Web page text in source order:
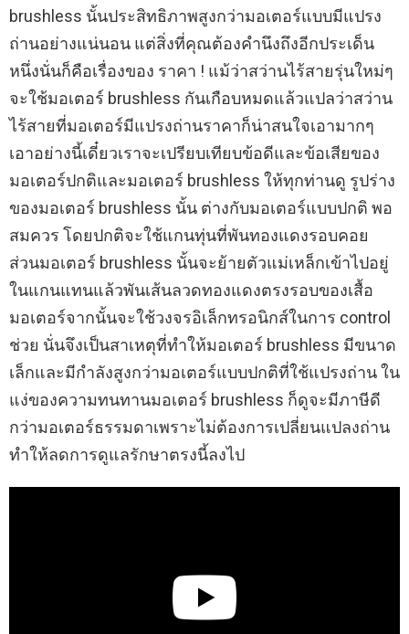
brushless นั้นประสิทธิภาพสูงกว่ามอเตอร์แบบมีแปรง
ถ่านอย่างแน่นอน แต่สิ่งที่คุณต้องคำนึงถึงอีกประเด็น
หนึ่งนั่นก็คือเรื่องของ ราคา ! แม้ว่าสว่านไร้สายรุ่นใหม่ๆ
จะใช้มอเตอร์ brushless กันเกือบหมดแล้วแปลว่าสว่าน
ไร้สายที่มอเตอร์มีแปรงถ่านราคาก็น่าสนใจเอามากๆ
เอาอย่างนี้เดี๋ยวเราจะเปรียบเทียบข้อดีและข้อเสียของ
มอเตอร์ปกติและมอเตอร์ brushless ให้ทุกท่านดู รูปร่าง
ของมอเตอร์ brushless นั้น ต่างกับมอเตอร์แบบปกติ พอ
สมควร โดยปกติจะใช้แกนทุ่นที่พันทองแดงรอบคอย
ส่วนมอเตอร์ brushless นั้นจะย้ายตัวแม่เหล็กเข้าไปอยู่
ในแกนแทนแล้วพันเส้นลวดทองแดงตรงรอบของเสื้อ
มอเตอร์จากนั้นจะใช้วงจรอิเล็กทรอนิกส์ในการ control
ช่วย นั่นจึงเป็นสาเหตุที่ทำให้มอเตอร์ brushless มีขนาด
เล็กและมีกำลังสูงกว่ามอเตอร์แบบปกติที่ใช้แปรงถ่าน ใน
แง่ของความทนทานมอเตอร์ brushless ก็ดูจะมีภาษีดี
กว่ามอเตอร์ธรรมดาเพราะไม่ต้องการเปลี่ยนแปลงถ่าน
ทำให้ลดการดูแลรักษาตรงนี้ลงไป